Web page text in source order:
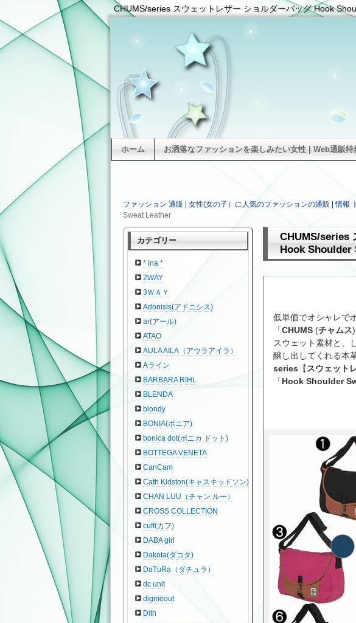
CHUMS/series スウェットレザー ショルダーバッグ Hook
ファッション 通販 | 女性(女の子）に人気のファッションの通販 | 情報
Sweat Leather
CHUMS/series
Hook Shoulder
低単価でオシャレで
「CHUMS (チャムス
スウェット素材と、
醸し出してくれる本
series 【 スウェット
「Hook Shoulder
カテゴリー
* ina *
2WAY
3ＷＡＹ
Adonisis(アドニシス)
ar(アール)
ATAO
AULA AILA（アウラアイラ）
Aライン
BARBARA RIHL
BLENDA
blondy
BONIA(ボニア)
bonica dot(ボニカ ドット)
BOTTEGA VENETA
CanCam
Cath Kidston(キャスキッドソン)
CHAN LUU（チャン ルー）
CROSS COLLECTION
cuff(カフ)
DABA girl
Dakota(ダコタ)
DaTuRa（ダチュラ）
dc unit
digmeout
Dith
ホーム お洒落なファッションを楽しみたい女性 | Web通販特